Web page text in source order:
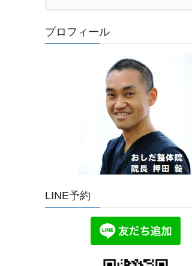
プロフィール
LINE予約